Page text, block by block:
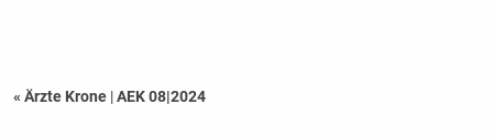
« Ärzte Krone |AEK 08|2024